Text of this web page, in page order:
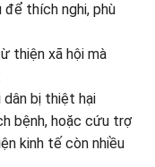
thích nghi, phù
thiện xã hội mà
bị thiệt hại
bệnh, hoặc cứu trợ
kinh tế còn nhiều